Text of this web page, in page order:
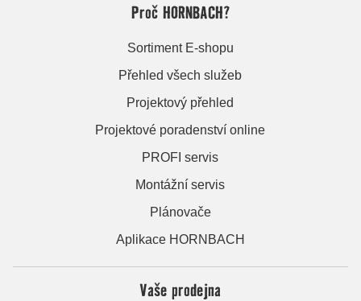
Proč HORNBACH?
Sortiment E-shopu
Přehled všech služeb
Projektový přehled
Projektové poradenství online
PROFI servis
Montážní servis
Plánovače
Aplikace HORNBACH
Vaše prodejna